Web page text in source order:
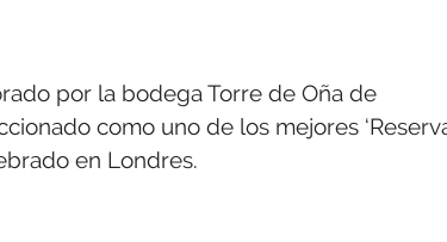
por la bodega Torre de Oña de
como uno de los mejores
en Londres.